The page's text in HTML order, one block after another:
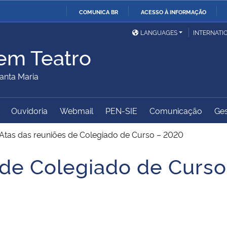
COMUNICA BR ACESSO À INFORMAÇÃO
Ministério da Defesa
Ministério das Relações
Exteriores
Ministério da Cidadania
Ministério do
Desenvolvimento Regional
Controladoria-Geral da
União
Advocacia-Geral da União Banco Central do Brasil
LANGUAGES
Teatro
Maria
Ouvidoria Webmail PEN-SIE Comunicação
das reuniões de Colegiado de Curso – 2020
Colegiado de